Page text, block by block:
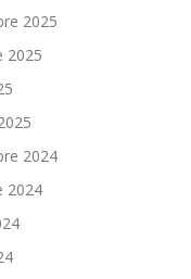
2025
2025
2024
2024